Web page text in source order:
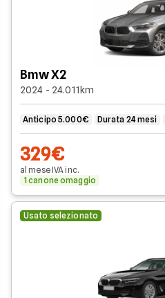
Bmw X2
2024 - 24.011km
Anticipo 5.000€ Durata 24 mesi
329€
al meseIVAinc.
1 canone omaggio
Usato selezionato